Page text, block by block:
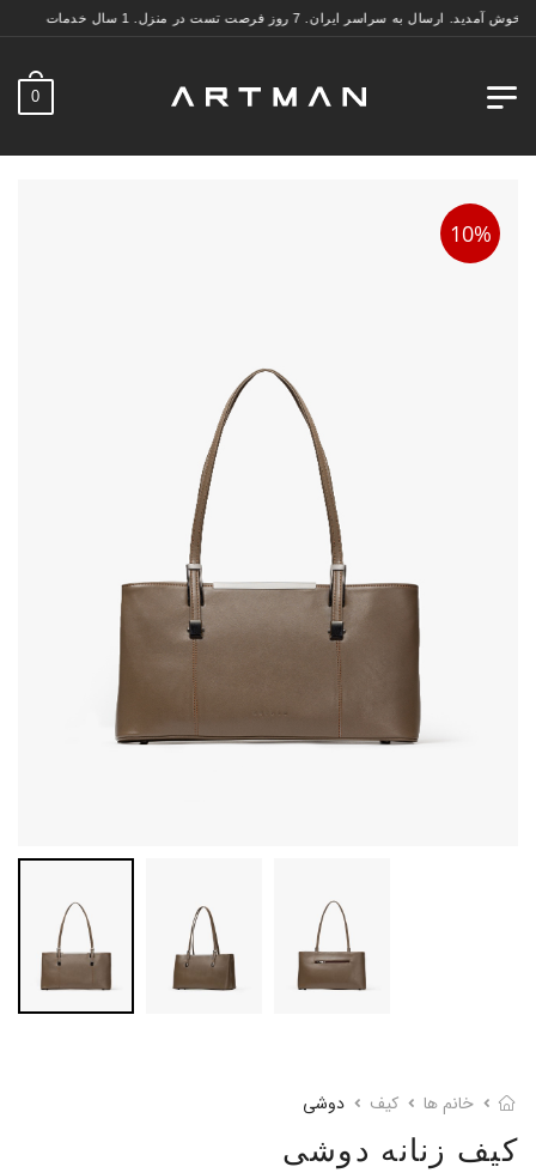
به سراسر ایران. 7 روز فرصت تست در منزل. 1 سال خدمات پس از فروش.
0
10%
خانم ها کیف دوشی
کیف زنانه دوشی